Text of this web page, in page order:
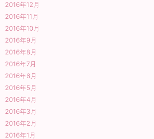
2016年12月
2016年11月
2016年10月
2016年9月
2016年8月
2016年7月
2016年6月
2016年5月
2016年4月
2016年3月
2016年2月
2016年1月